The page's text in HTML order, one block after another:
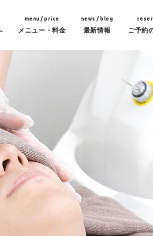
menu / price
メニュー・料金
news / blog
最新情報 ご予約